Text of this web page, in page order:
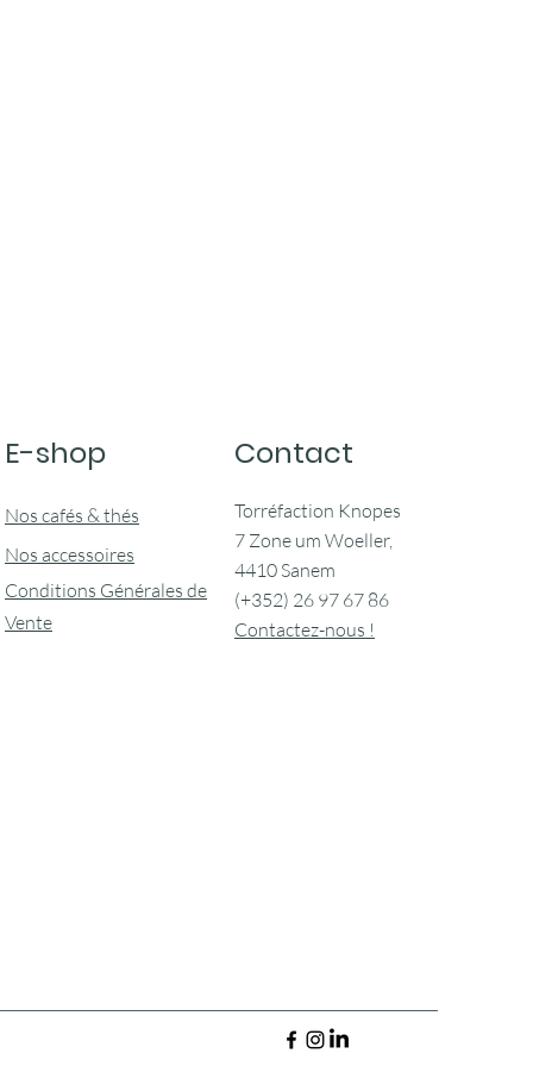
E-shop Contact
Nos cafés & thés
Nos accessoires
Conditions Générales de
Vente
Torréfaction Knopes
7 Zone um Woeller,
4410 Sanem
(+352) 26 97 67 86
Contactez-nous !